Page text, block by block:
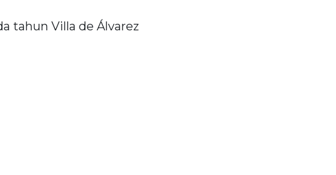
tahun Villa de Álvarez